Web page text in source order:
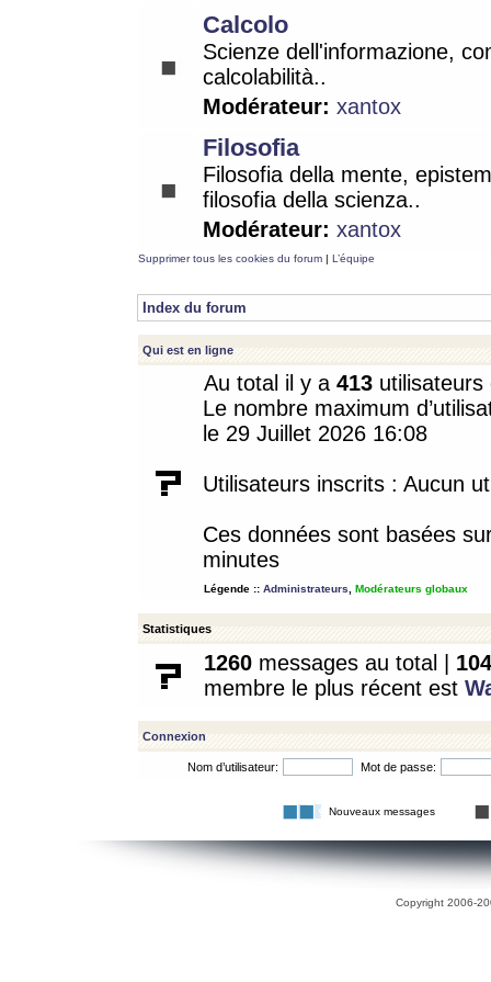
Calcolo
Scienze dell'informazione,
calcolabilità..
Modérateur: xantox
Filosofia
Filosofia della mente,
filosofia della scienza..
Modérateur: xantox
Supprimer tous les cookies du forum | L’équipe
Index du forum
Qui est en ligne
Au total il y a 413
Le nombre maximum
le 29 Juillet 2026 16:08
Utilisateurs inscrits : Aucun
Ces données sont basées
minutes
Légende :: Administrateurs Modérateurs globaux
Statistiques
1260 messages au total | 104
membre le plus récent est
Connexion
Nom d’utilisateur: Mot de passe:
Nouveaux messages
Copyright 2006-